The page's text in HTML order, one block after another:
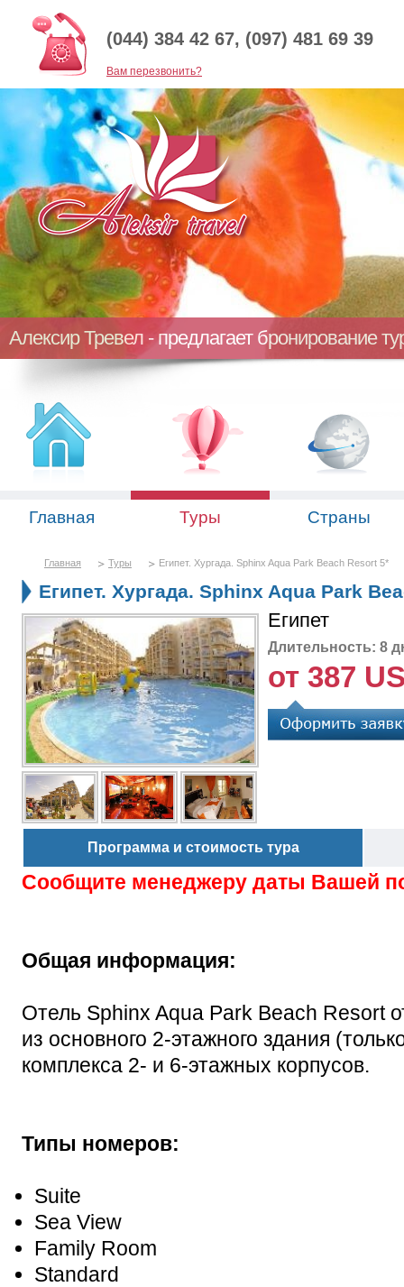
(044) 384 42 67, (097) 481 69 39
Baм перезвонить?
Алексир Тревел - предлагает бронирование
Главная Туры Страны
Главная Туры Египет. Хургада. Sphinx Aqua Park Beach Resort 5*
Египет. Хургада. Sphinx Aqua Park
Египет
Длительность: 8
от 387
Программа и стоимость тура
Сообщите менеджеру даты Вашей
Общая информация:
Отель Sphinx Aqua Park Beach Resort
из основного 2-этажного здания
комплекса 2- и 6-этажных корпусов.
Типы номеров:
Suite
Sea View
Family Room
Standard